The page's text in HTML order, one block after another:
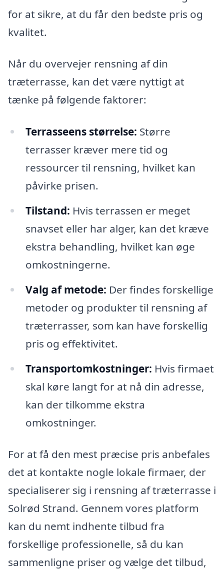
for at sikre, at du får den bedste pris og
kvalitet.
Når du overvejer rensning af din
træterrasse, kan det være nyttigt at
tænke på følgende faktorer:
Terrasseens størrelse: Større
terrasser kræver mere tid og
ressourcer til rensning, hvilket kan
påvirke prisen.
Tilstand: Hvis terrassen er meget
snavset eller har alger, kan det kræve
ekstra behandling, hvilket kan øge
omkostningerne.
Valg af metode: Der findes forskellige
metoder og produkter til rensning af
træterrasser, som kan have forskellig
pris og effektivitet.
Transportomkostninger: Hvis firmaet
skal køre langt for at nå din adresse,
kan der tilkomme ekstra
omkostninger.
For at få den mest præcise pris anbefales
det at kontakte nogle lokale firmaer, der
specialiserer sig i rensning af træterrasse i
Solrød Strand. Gennem vores platform
kan du nemt indhente tilbud fra
forskellige professionelle, så du kan
sammenligne priser og vælge det tilbud,